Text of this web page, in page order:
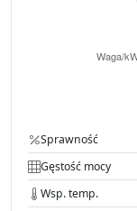
Sprawność
Gęstość mocy
Wsp. temp.